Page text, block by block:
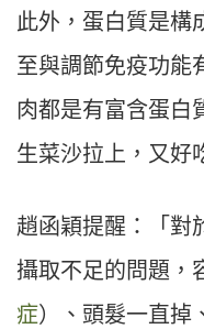
此外，蛋白質是構
至與調節免疫功能
肉都是有富含蛋白
生菜沙拉上，又好
趙函穎提醒：「對
攝取不足的問題，
症）、頭髮一直掉